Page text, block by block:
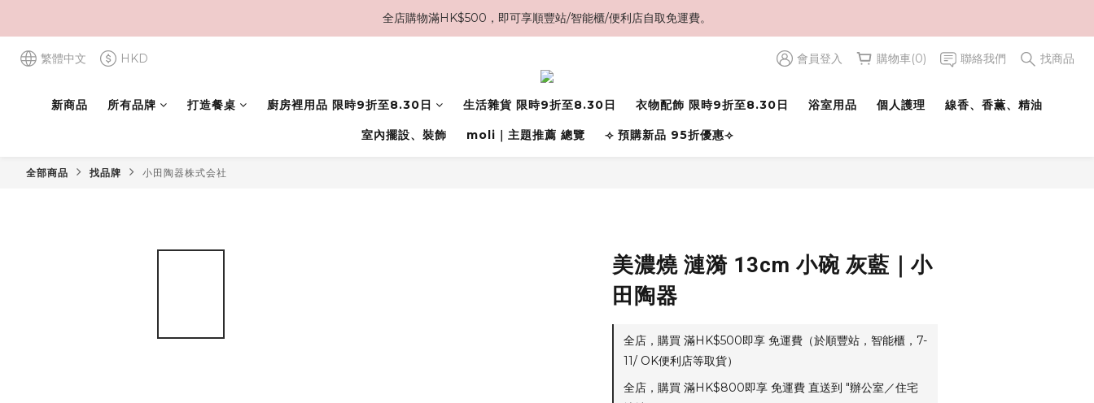
全店購物滿HK$500，即可享順豐站/智能櫃/便利店自取免運費。
繁體中文 HKD 會員登入 購物車(0) 聯絡我們 找商品
新商品 所有品牌 打造餐桌 廚房裡用品 限時9折至8.30日 生活雜貨 限時9折至8.30日 衣物配飾 限時9折至8.30日 浴室用品 個人護理 線香、香薫、精油
室內擺設、裝飾 moli｜主題推薦 總覽 ⟢ 預購新品 95折優惠⟢
全部商品 找品牌 小田陶器株式会社
美濃燒 漣漪 13cm 小碗 灰藍｜小
田陶器
全店，購買 滿HK$500即享 免運費（於順豐站，智能櫃，7-
11/ OK便利店等取貨）
全店，購買 滿HK$800即享 免運費 直送到 "辦公室／住宅
立即購買